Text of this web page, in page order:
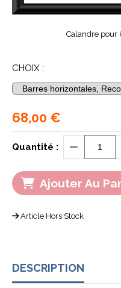
Calandre pour
CHOIX :
68,00 €
Quantité :
Ajouter Au
Article Hors Stock
DESCRIPTION